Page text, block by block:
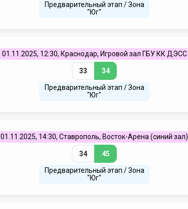
Предварительный этап / Зона
"Юг"
01.11.2025, 12:30, Краснодар, Игровой зал ГБУ КК ДЭСС
33 34
Предварительный этап / Зона
"Юг"
01.11.2025, 14:30, Ставрополь, Восток-Арена (синий зал)
34 45
Предварительный этап / Зона
"Юг"